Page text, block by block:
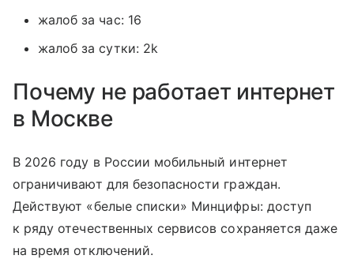
жалоб за час: 16
жалоб за сутки: 2k
Почему не работает интернет
в Москве
В 2026 году в России мобильный интернет
ограничивают для безопасности граждан.
Действуют «белые списки» Минцифры: доступ
к ряду отечественных сервисов сохраняется даже
на время отключений.